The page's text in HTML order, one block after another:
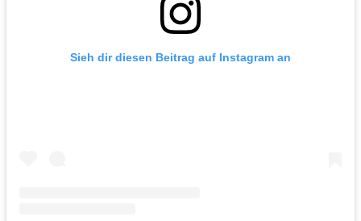
Sieh dir diesen Beitrag auf Instagram an